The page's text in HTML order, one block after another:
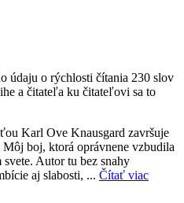
údaju o rýchlosti čítania 230 slov
a čitateľa ku čitateľovi sa to
Karl Ove Knausgard završuje
boj, ktorá oprávnene vzbudila
Autor tu bez snahy
aj slabosti, ... Čítať viac